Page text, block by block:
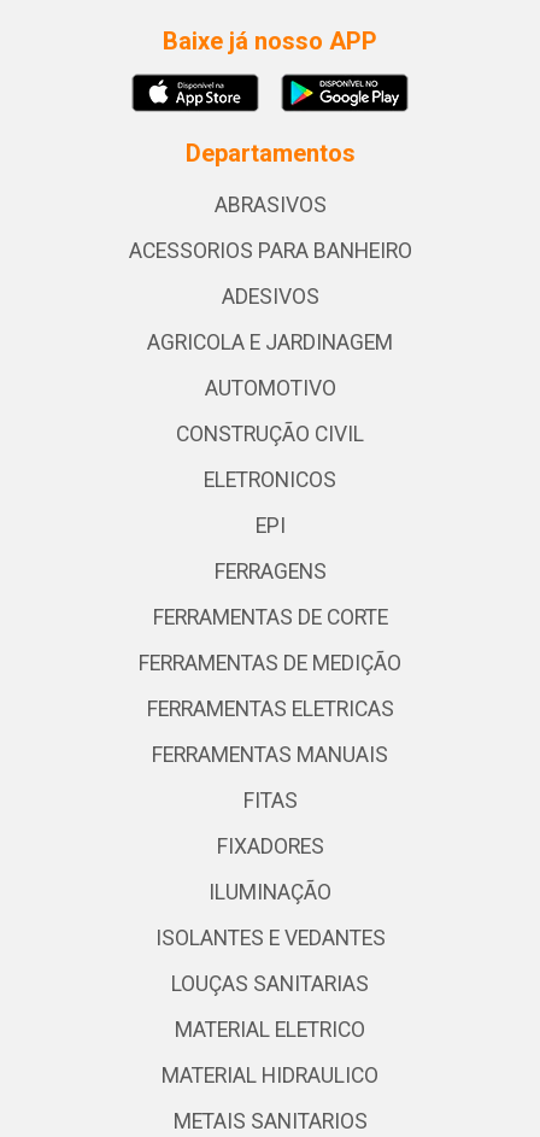
Baixe já nosso APP
Departamentos
ABRASIVOS
ACESSORIOS PARA BANHEIRO
ADESIVOS
AGRICOLA E JARDINAGEM
AUTOMOTIVO
CONSTRUÇÃO CIVIL
ELETRONICOS
EPI
FERRAGENS
FERRAMENTAS DE CORTE
FERRAMENTAS DE MEDIÇÃO
FERRAMENTAS ELETRICAS
FERRAMENTAS MANUAIS
FITAS
FIXADORES
ILUMINAÇÃO
ISOLANTES E VEDANTES
LOUÇAS SANITARIAS
MATERIAL ELETRICO
MATERIAL HIDRAULICO
METAIS SANITARIOS